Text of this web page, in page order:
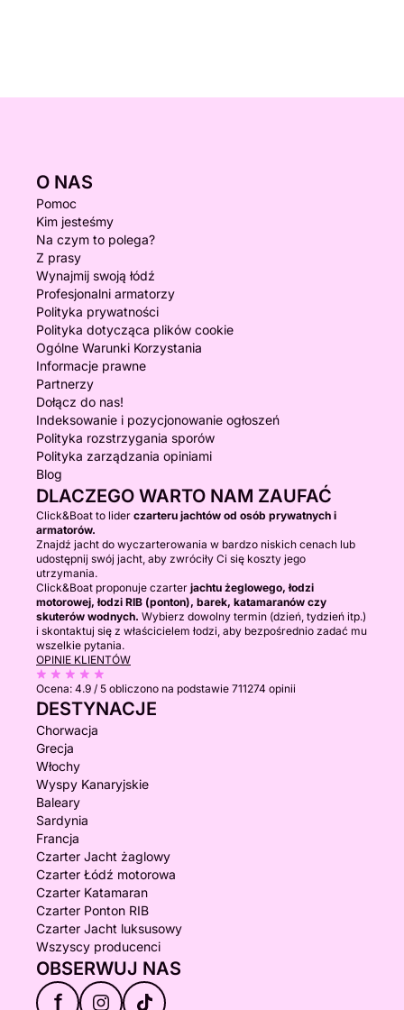
O NAS
Pomoc
Kim jesteśmy
Na czym to polega?
Z prasy
Wynajmij swoją łódź
Profesjonalni armatorzy
Polityka prywatności
Polityka dotycząca plików cookie
Ogólne Warunki Korzystania
Informacje prawne
Partnerzy
Dołącz do nas!
Indeksowanie i pozycjonowanie ogłoszeń
Polityka rozstrzygania sporów
Polityka zarządzania opiniami
Blog
DLACZEGO WARTO NAM ZAUFAĆ
Click&Boat to lider czarteru jachtów od osób prywatnych i
armatorów.
Znajdź jacht do wyczarterowania w bardzo niskich cenach lub
udostępnij swój jacht, aby zwróciły Ci się koszty jego
utrzymania.
Click&Boat proponuje czarter jachtu żeglowego, łodzi
motorowej, łodzi RIB (ponton), barek, katamaranów czy
skuterów wodnych. Wybierz dowolny termin (dzień, tydzień itp.)
i skontaktuj się z właścicielem łodzi, aby bezpośrednio zadać mu
wszelkie pytania.
OPINIE KLIENTÓW
Ocena: 4.9 / 5 obliczono na podstawie 711274 opinii
DESTYNACJE
Chorwacja
Grecja
Włochy
Wyspy Kanaryjskie
Baleary
Sardynia
Francja
Czarter Jacht żaglowy
Czarter Łódź motorowa
Czarter Katamaran
Czarter Ponton RIB
Czarter Jacht luksusowy
Wszyscy producenci
OBSERWUJ NAS
f